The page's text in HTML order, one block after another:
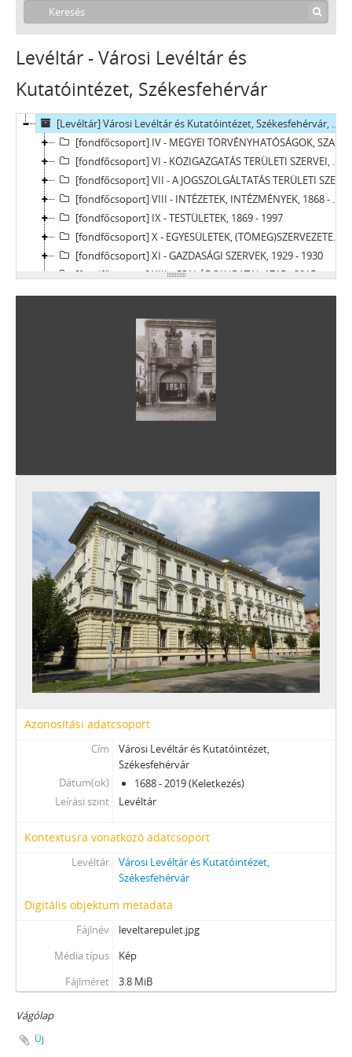
Levéltár - Városi Levéltár és
Kutatóintézet, Székesfehérvár
[Levéltár] Városi Levéltár és Kutatóintézet, Székesfehérvár, 1688 - 2019
[fondfőcsoport] IV - MEGYEI TÖRVÉNYHATÓSÁGOK, SZABAD KIRÁLYI VÁROSOK ÉS TÖRVÉNYHATÓSÁGI JOGÚ VÁROSOK, 1688 - 1950
[fondfőcsoport] VI - KÖZIGAZGATÁS TERÜLETI SZERVEI, 1900 - 1940
[fondfőcsoport] VII - A JOGSZOLGÁLTATÁS TERÜLETI SZERVEI, 1876 - 1949
[fondfőcsoport] VIII - INTÉZETEK, INTÉZMÉNYEK, 1868 - 2019
[fondfőcsoport] IX - TESTÜLETEK, 1869 - 1997
[fondfőcsoport] X - EGYESÜLETEK, (TÖMEG)SZERVEZETEK, PÁRTOK, 1948 - 2012
[fondfőcsoport] XI - GAZDASÁGI SZERVEK, 1929 - 1930
[fondfőcsoport] XIII - CSALÁDOK IRATAI, 1715 - 2015
[fondfőcsoport] XIV - SZEMÉLYEK IRATAI, 1822 - 2012
[fondfőcsoport] XVI - TANÁCSKÖZTÁRSASÁG IRATAI, 1919
[fondfőcsoport] XVII - NÉPHATALMI ÉS KÜLÖNLEGES FELADATOKRA LÉTREJÖTT BIZOTTSÁGOK, 1945 - 1971
[fondfőcsoport] XXIII - SZÉKESFEHÉRVÁR JÁRÁSI JOGÚ VÁROS TANÁCSA LEVÉLTÁRA, 1950–1989 (1990)
[fondfőcsoport] XXIV - AZ ÁLLAMIGAZGATÁS TERÜLETI SZERVEI, 1960 - 2000
[fondfőcsoport] XXV - A JOGSZOLGÁLTATÁS TERÜLETI SZERVEI, 1944 - 1991
[fondfőcsoport] XXIX - VÁLLALATOK IRATAI, 1921 - 2012
[fondfőcsoport] XXXVII - MEGYEI JOGÚ VÁROS, 1990–2017
Azonosítási adatcsoport
Cím
Városi Levéltár és Kutatóintézet,
Székesfehérvár
Dátum(ok)
1688 - 2019 (Keletkezés)
Leírási szint
Levéltár
Kontextusra vonatkozó adatcsoport
Levéltár
Városi Levéltár és Kutatóintézet,
Székesfehérvár
Digitális objektum metadata
Fájlnév
leveltarepulet.jpg
Média típus
Kép
Fájlméret
3.8 MiB
Vágólap
Új